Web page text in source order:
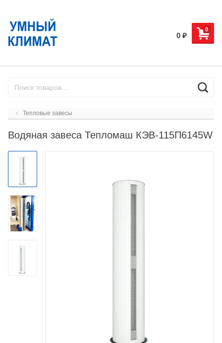
0
0 ₽
Тепловые завесы
Водяная завеса Тепломаш КЭВ-115П6145W